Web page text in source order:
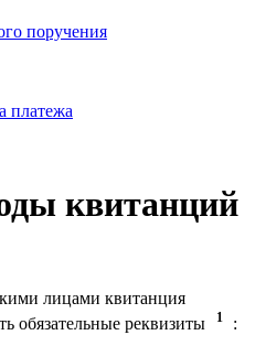
поручения
платежа
квитанций
лицами квитанция
обязательные реквизиты
1
: